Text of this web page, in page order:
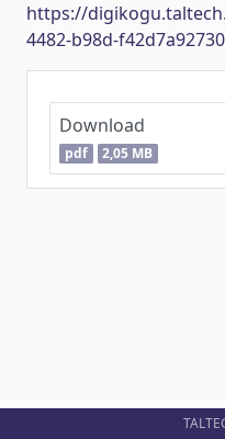
https://
4482-b98d-
Download
pdf 2,05 MB